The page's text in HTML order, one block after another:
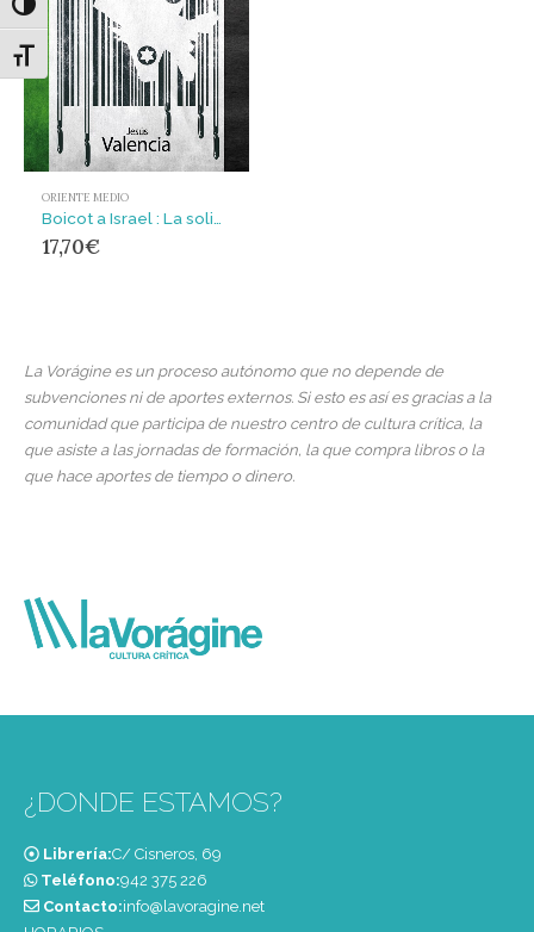
Alternar alto contraste
Alternar tamaño de letra
ORIENTE MEDIO
17,70€
La Vorágine es un proceso autónomo que no depende de
subvenciones ni de aportes externos. Si esto es así es gracias a la
comunidad que participa de nuestro centro de cultura crítica, la
que asiste a las jornadas de formación, la que compra libros o la
que hace aportes de tiempo o dinero.
¿DONDE ESTAMOS?
Librería:C/ Cisneros, 69
Teléfono:‭942 375 226‬
Contacto:info@lavoragine.net